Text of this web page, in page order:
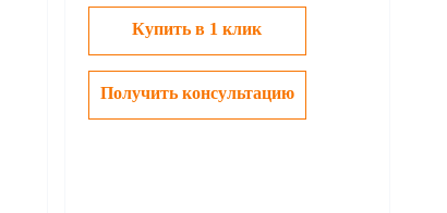
Купить в 1 клик
Получить консультацию